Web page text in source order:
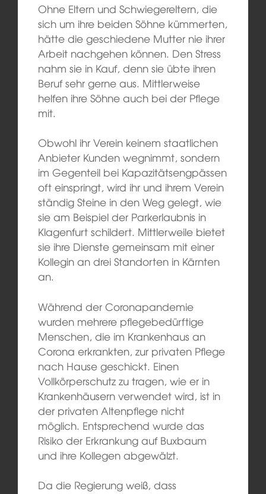
Ohne Eltern und Schwiegereltern, die
sich um ihre beiden Söhne kümmerten,
hätte die geschiedene Mutter nie ihrer
Arbeit nachgehen können. Den Stress
nahm sie in Kauf, denn sie übte ihren
Beruf sehr gerne aus. Mittlerweise
helfen ihre Söhne auch bei der Pflege
mit.
Obwohl ihr Verein keinem staatlichen
Anbieter Kunden wegnimmt, sondern
im Gegenteil bei Kapazitätsengpässen
oft einspringt, wird ihr und ihrem Verein
ständig Steine in den Weg gelegt, wie
sie am Beispiel der Parkerlaubnis in
Klagenfurt schildert. Mittlerweile bietet
sie ihre Dienste gemeinsam mit einer
Kollegin an drei Standorten in Kärnten
an.
Während der Coronapandemie
wurden mehrere pflegebedürftige
Menschen, die im Krankenhaus an
Corona erkrankten, zur privaten Pflege
nach Hause geschickt. Einen
Vollkörperschutz zu tragen, wie er in
Krankenhäusern verwendet wird, ist in
der privaten Altenpflege nicht
möglich. Entsprechend wurde das
Risiko der Erkrankung auf Buxbaum
und ihre Kollegen abgewälzt.
Da die Regierung weiß, dass